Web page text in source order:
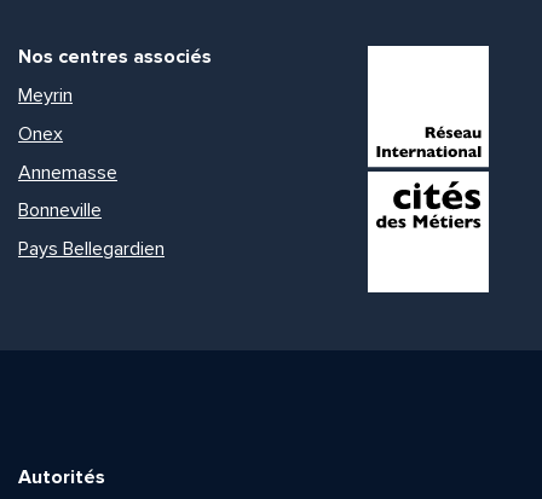
Nos centres associés
Meyrin
Onex
Annemasse
Bonneville
Pays Bellegardien
Autorités